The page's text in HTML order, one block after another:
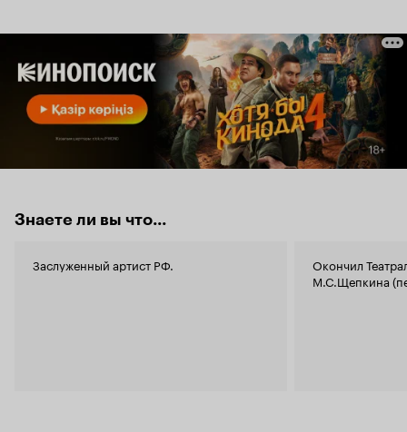
Знаете ли вы что...
Заслуженный артист РФ.
Окончил
М.С.Щепкина